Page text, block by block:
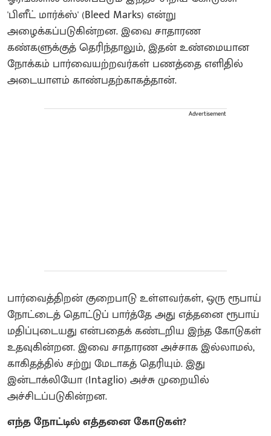
'பிளீட் மார்க்ஸ்' (Bleed Marks) என்று
அழைக்கப்படுகின்றன. இவை சாதாரண
கண்களுக்குத் தெரிந்தாலும், இதன் உண்மையான
நோக்கம் பார்வையற்றவர்கள் பணத்தை எளிதில்
அடையாளம் காண்பதற்காகத்தான்.
Advertisement
பார்வைத்திறன் குறைபாடு உள்ளவர்கள், ஒரு ரூபாய்
நோட்டைத் தொட்டுப் பார்த்தே அது எத்தனை ரூபாய்
மதிப்புடையது என்பதைக் கண்டறிய இந்த கோடுகள்
உதவுகின்றன. இவை சாதாரண அச்சாக இல்லாமல்,
காகிதத்தில் சற்று மேடாகத் தெரியும். இது
இன்டாக்லியோ (Intaglio) அச்சு முறையில்
அச்சிடப்படுகின்றன.
எந்த நோட்டில் எத்தனை கோடுகள்?